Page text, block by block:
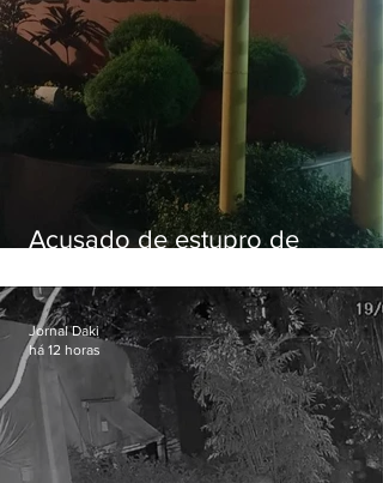
Acusado de estupro de
Jornal Daki
há 12 horas